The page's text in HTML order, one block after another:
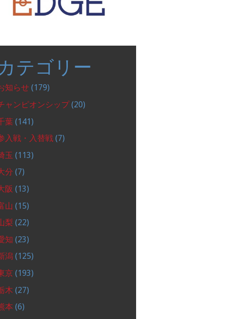
テゴリー
知らせ (179)
ャンピオンシップ(20)
葉 (141)
入戦・入替戦 (7)
玉 (113)
分 (7)
阪 (13)
山 (15)
梨 (22)
知 (23)
潟 (125)
京 (193)
木 (27)
本 (6)